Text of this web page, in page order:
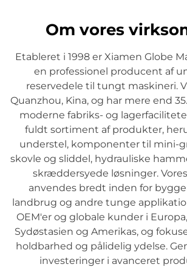
Om vores
Etableret i 1998 er Xiamen Globe
en professionel producent af
reservedele til tungt maskineri.
Quanzhou, Kina, og har mere end
moderne fabriks- og
fuldt sortiment af produkter,
understel, komponenter til mini-
skovle og sliddel, hydrauliske
skræddersyede løsninger.
anvendes bredt inden for
landbrug og andre tunge
OEM'er og globale kunder i
Sydøstasien og Amerikas, og
holdbarhed og pålidelig ydelse.
investeringer i avanceret